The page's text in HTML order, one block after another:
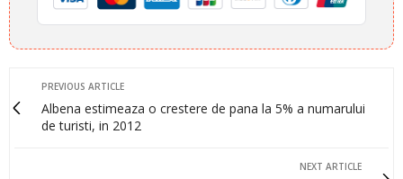
PREVIOUS ARTICLE
Albena estimeaza o crestere de pana la 5% a numarului
de turisti, in 2012
NEXT ARTICLE